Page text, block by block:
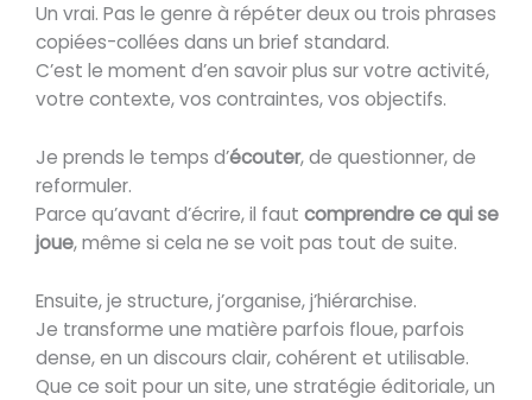
Un vrai. Pas le genre à répéter deux ou trois phrases
copiées-collées dans un brief standard.
C’est le moment d’en savoir plus sur votre activité,
votre contexte, vos contraintes, vos objectifs.
Je prends le temps d’écouter, de questionner, de
reformuler.
Parce qu’avant d’écrire, il faut comprendre ce qui se
joue, même si cela ne se voit pas tout de suite.
Ensuite, je structure, j’organise, j’hiérarchise.
Je transforme une matière parfois floue, parfois
dense, en un discours clair, cohérent et utilisable.
Que ce soit pour un site, une stratégie éditoriale, un